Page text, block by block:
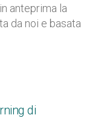
anteprima la
da noi e basata
di